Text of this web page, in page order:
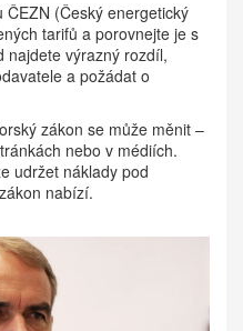
ČEZN (Český energetický
tarifů a porovnejte je s
najdete výrazný rozdíl,
a požádat o
zákon se může měnit –
nebo v médiích.
udržet náklady pod
nabízí.